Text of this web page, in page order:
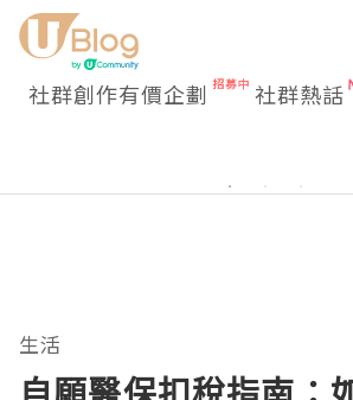
社群創作有價企劃 社群熱話
生活